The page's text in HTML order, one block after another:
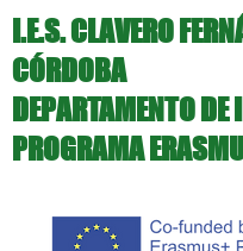
I.E.S. CLAVERO
CÓRDOBA
DEPARTAMENTO DE
PROGRAMA